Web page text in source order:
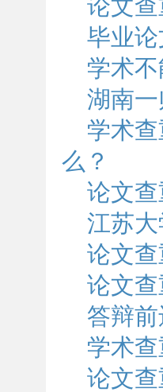
论文
毕业
学术
湖南
学术
么？
论文
江苏
论文
论文
答辩
学术
论文